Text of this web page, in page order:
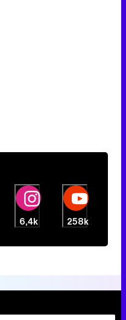
6,4k 258k